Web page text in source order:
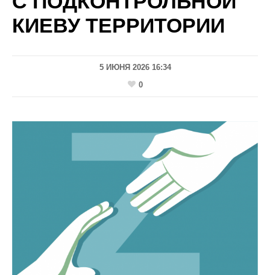
КИЕВУ ТЕРРИТОРИИ
5 ИЮНЯ 2026 16:34
0